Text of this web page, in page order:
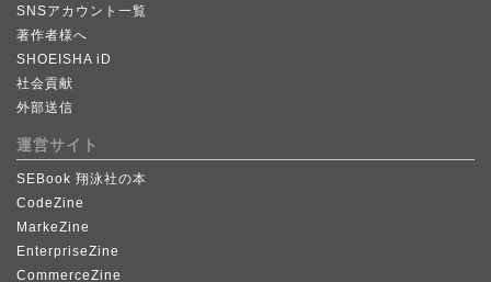
SNSアカウント一覧
著作者様へ
SHOEISHA iD
社会貢献
外部送信
運営サイト
SEBook 翔泳社の本
CodeZine
MarkeZine
EnterpriseZine
CommerceZine